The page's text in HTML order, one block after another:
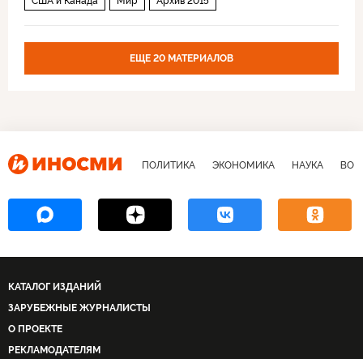
ЕЩЕ 20 МАТЕРИАЛОВ
ПОЛИТИКА ЭКОНОМИКА НАУКА
КАТАЛОГ ИЗДАНИЙ
ЗАРУБЕЖНЫЕ ЖУРНАЛИСТЫ
О ПРОЕКТЕ
РЕКЛАМОДАТЕЛЯМ